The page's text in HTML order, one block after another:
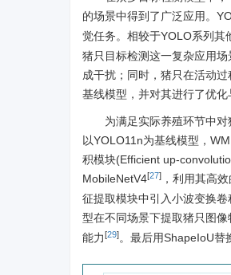
的场景中得到了广泛应用。
觉任务。相较于YOLO系列其
猪只目标检测这一复杂应用
成干扰；同时，猪只在活动
基线模型，并对其进行了优化
为满足实际养殖环节中
以YOLO11n为基线模型，
积模块(Efficient up-
MobileNetV4[27] ，利用其高
征提取模块中引入小波变换
型在不同场景下提取猪只图像
能力[29]。最后用ShapeIoU替